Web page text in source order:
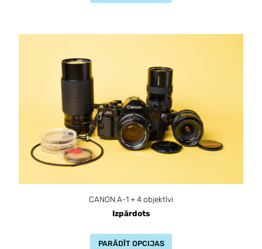
CANON A-1 + 4 objektīvi
Izpārdots
PARĀDĪT OPCIJAS